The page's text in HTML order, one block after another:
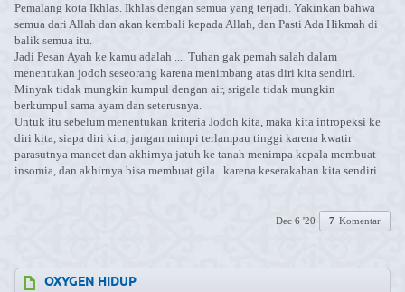
Pemalang kota Ikhlas. Ikhlas dengan semua yang terjadi. Yakinkan bahwa
semua dari Allah dan akan kembali kepada Allah, dan Pasti Ada Hikmah di
balik semua itu.
Jadi Pesan Ayah ke kamu adalah .... Tuhan gak pernah salah dalam
menentukan jodoh seseorang karena menimbang atas diri kita sendiri.
Minyak tidak mungkin kumpul dengan air, srigala tidak mungkin
berkumpul sama ayam dan seterusnya.
Untuk itu sebelum menentukan kriteria Jodoh kita, maka kita intropeksi ke
diri kita, siapa diri kita, jangan mimpi terlampau tinggi karena kwatir
parasutnya mancet dan akhirnya jatuh ke tanah menimpa kepala membuat
insomia, dan akhirnya bisa membuat gila.. karena keserakahan kita sendiri.
Dec 6 '20 7 Komentar
OXYGEN HIDUP